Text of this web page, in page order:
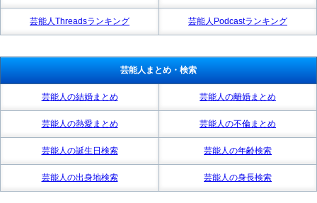
芸能人Threadsランキング 芸能人Podcastランキング
芸能人まとめ・検索
芸能人の結婚まとめ 芸能人の離婚まとめ
芸能人の熱愛まとめ 芸能人の不倫まとめ
芸能人の誕生日検索 芸能人の年齢検索
芸能人の出身地検索 芸能人の身長検索